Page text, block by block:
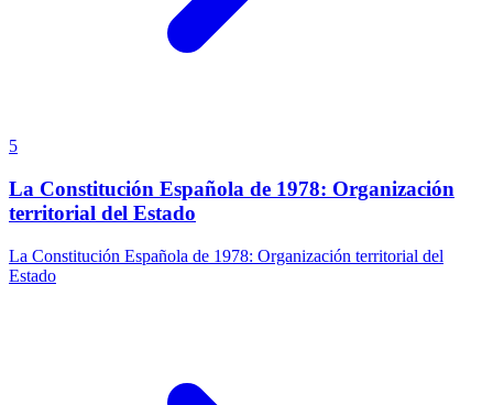
5
La Constitución Española de 1978: Organización
territorial del Estado
La Constitución Española de 1978: Organización territorial del
Estado